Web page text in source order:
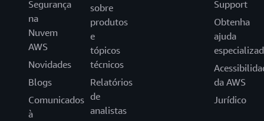
Segurança
na
Nuvem
AWS
Novidades
Blogs
Comunicados
à
sobre
produtos
e
tópicos
técnicos
Relatórios
de
analistas
Support
Obtenha
ajuda
da AWS
Jurídico